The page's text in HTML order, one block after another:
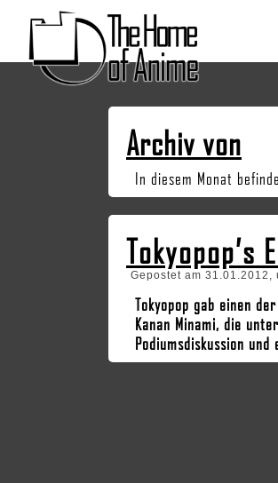
Archiv von
In diesem Monat
Tokyopop’s
Gepostet am 31.01.2012,
Tokyopop gab einen
Kanan Minami, die
Podiumsdiskussion